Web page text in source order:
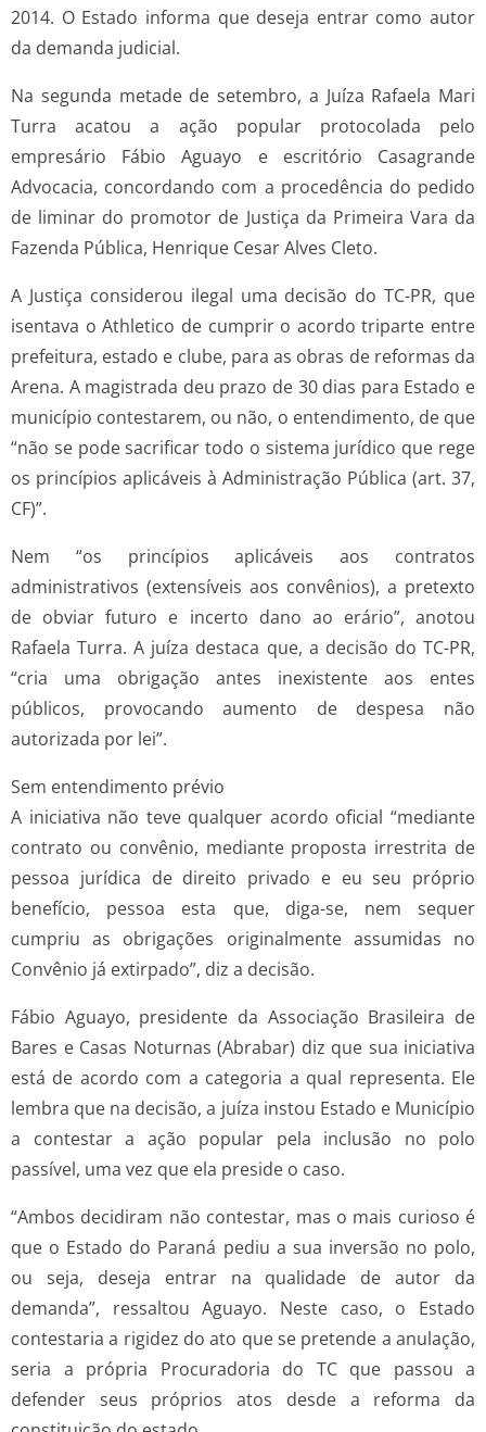
2014. O Estado informa que deseja entrar como autor
da demanda judicial.
Na segunda metade de setembro, a Juíza Rafaela Mari
Turra acatou a ação popular protocolada pelo
empresário Fábio Aguayo e escritório Casagrande
Advocacia, concordando com a procedência do pedido
de liminar do promotor de Justiça da Primeira Vara da
Fazenda Pública, Henrique Cesar Alves Cleto.
A Justiça considerou ilegal uma decisão do TC-PR, que
isentava o Athletico de cumprir o acordo triparte entre
prefeitura, estado e clube, para as obras de reformas da
Arena. A magistrada deu prazo de 30 dias para Estado e
município contestarem, ou não, o entendimento, de que
“não se pode sacrificar todo o sistema jurídico que rege
os princípios aplicáveis à Administração Pública (art. 37,
CF)”.
Nem “os princípios aplicáveis aos contratos
administrativos (extensíveis aos convênios), a pretexto
de obviar futuro e incerto dano ao erário”, anotou
Rafaela Turra. A juíza destaca que, a decisão do TC-PR,
“cria uma obrigação antes inexistente aos entes
públicos, provocando aumento de despesa não
autorizada por lei”.
Sem entendimento prévio
A iniciativa não teve qualquer acordo oficial “mediante
contrato ou convênio, mediante proposta irrestrita de
pessoa jurídica de direito privado e eu seu próprio
benefício, pessoa esta que, diga-se, nem sequer
cumpriu as obrigações originalmente assumidas no
Convênio já extirpado”, diz a decisão.
Fábio Aguayo, presidente da Associação Brasileira de
Bares e Casas Noturnas (Abrabar) diz que sua iniciativa
está de acordo com a categoria a qual representa. Ele
lembra que na decisão, a juíza instou Estado e Município
a contestar a ação popular pela inclusão no polo
passível, uma vez que ela preside o caso.
“Ambos decidiram não contestar, mas o mais curioso é
que o Estado do Paraná pediu a sua inversão no polo,
ou seja, deseja entrar na qualidade de autor da
demanda”, ressaltou Aguayo. Neste caso, o Estado
contestaria a rigidez do ato que se pretende a anulação,
seria a própria Procuradoria do TC que passou a
defender seus próprios atos desde a reforma da